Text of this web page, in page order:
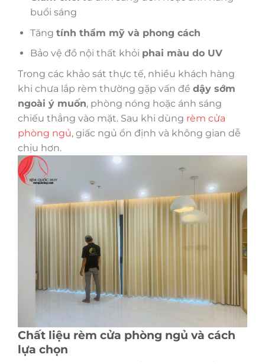
buổi sáng
Tăng tính thẩm mỹ và phong cách
Bảo vệ đồ nội thất khỏi phai màu do UV
Trong các khảo sát thực tế, nhiều khách hàng
khi chưa lắp rèm thường gặp vấn đề dậy sớm
ngoài ý muốn, phòng nóng hoặc ánh sáng
chiếu thẳng vào mặt. Sau khi dùng rèm cửa
phòng ngủ, giấc ngủ ổn định và không gian dễ
chịu hơn.
Chất liệu rèm cửa phòng ngủ và cách
lựa chọn